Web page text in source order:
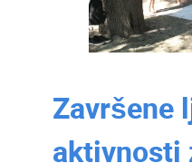
Završene
aktivnosti